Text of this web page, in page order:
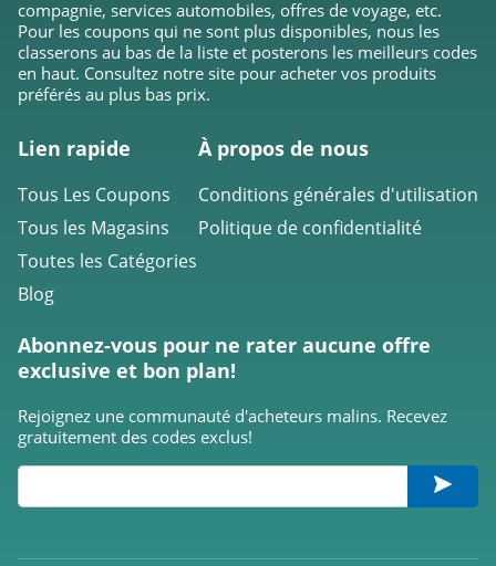
5.0
By Terry
Stylevana
4.3
Make Up For Ever
compagnie, services automobiles, offres de voyage, etc.
Pour les coupons qui ne sont plus disponibles, nous les
classerons au bas de la liste et posterons les meilleurs codes
en haut. Consultez notre site pour acheter vos produits
préférés au plus bas prix.
Lien rapide
Tous Les Coupons
Tous les Magasins
Toutes les Catégories
Blog
À propos de nous
Conditions générales d'utilisation
Politique de confidentialité
Abonnez-vous pour ne rater aucune offre
exclusive et bon plan!
Rejoignez une communauté d'acheteurs malins. Recevez
gratuitement des codes exclus!